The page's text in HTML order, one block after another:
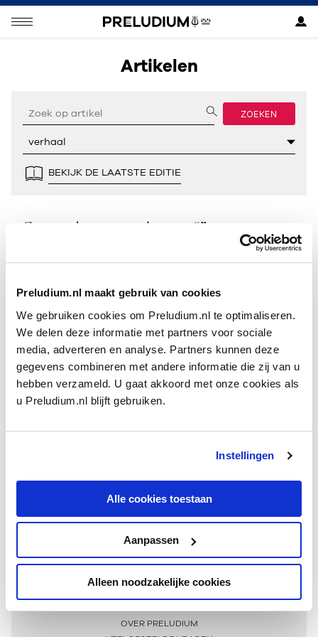
Preludium.nl maakt gebruik van cookies
We gebruiken cookies om Preludium.nl te optimaliseren.
We delen deze informatie met partners voor sociale
media, adverteren en analyse. Partners kunnen deze
gegevens combineren met andere informatie die zij van u
hebben verzameld. U gaat akkoord met onze cookies als
u Preludium.nl blijft gebruiken.
Instellingen
Alle cookies toestaan
Aanpassen
Alleen noodzakelijke cookies
Artikelen
ZOEKEN
BEKIJK DE LAATSTE EDITIE
Geen resultaten gevonden voor “”.
Meer informatie
OVER PRELUDIUM